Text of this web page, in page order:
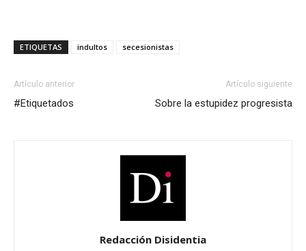
ETIQUETAS indultos secesionistas
Artículo anterior
#Etiquetados
Artículo siguiente
Sobre la estupidez progresista
Redacción Disidentia